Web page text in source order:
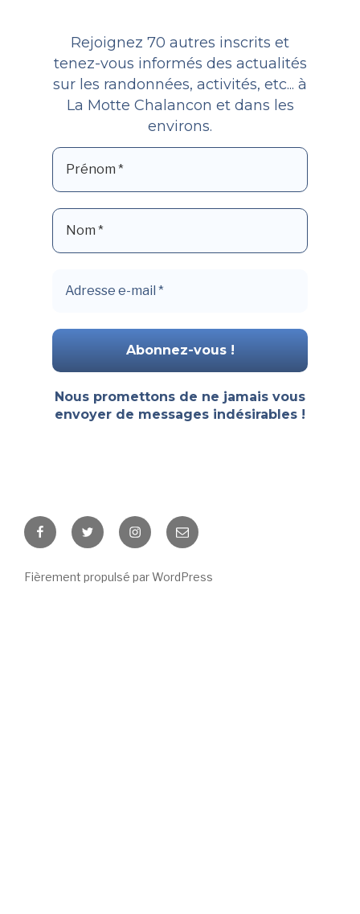
Rejoignez 70 autres inscrits et
tenez-vous informés des actualités
sur les randonnées, activités, etc... à
La Motte Chalancon et dans les
environs.
Nous promettons de ne jamais vous
envoyer de messages indésirables !
FacebookTwitter Instagram
E-
mail
Fièrement propulsé par WordPress